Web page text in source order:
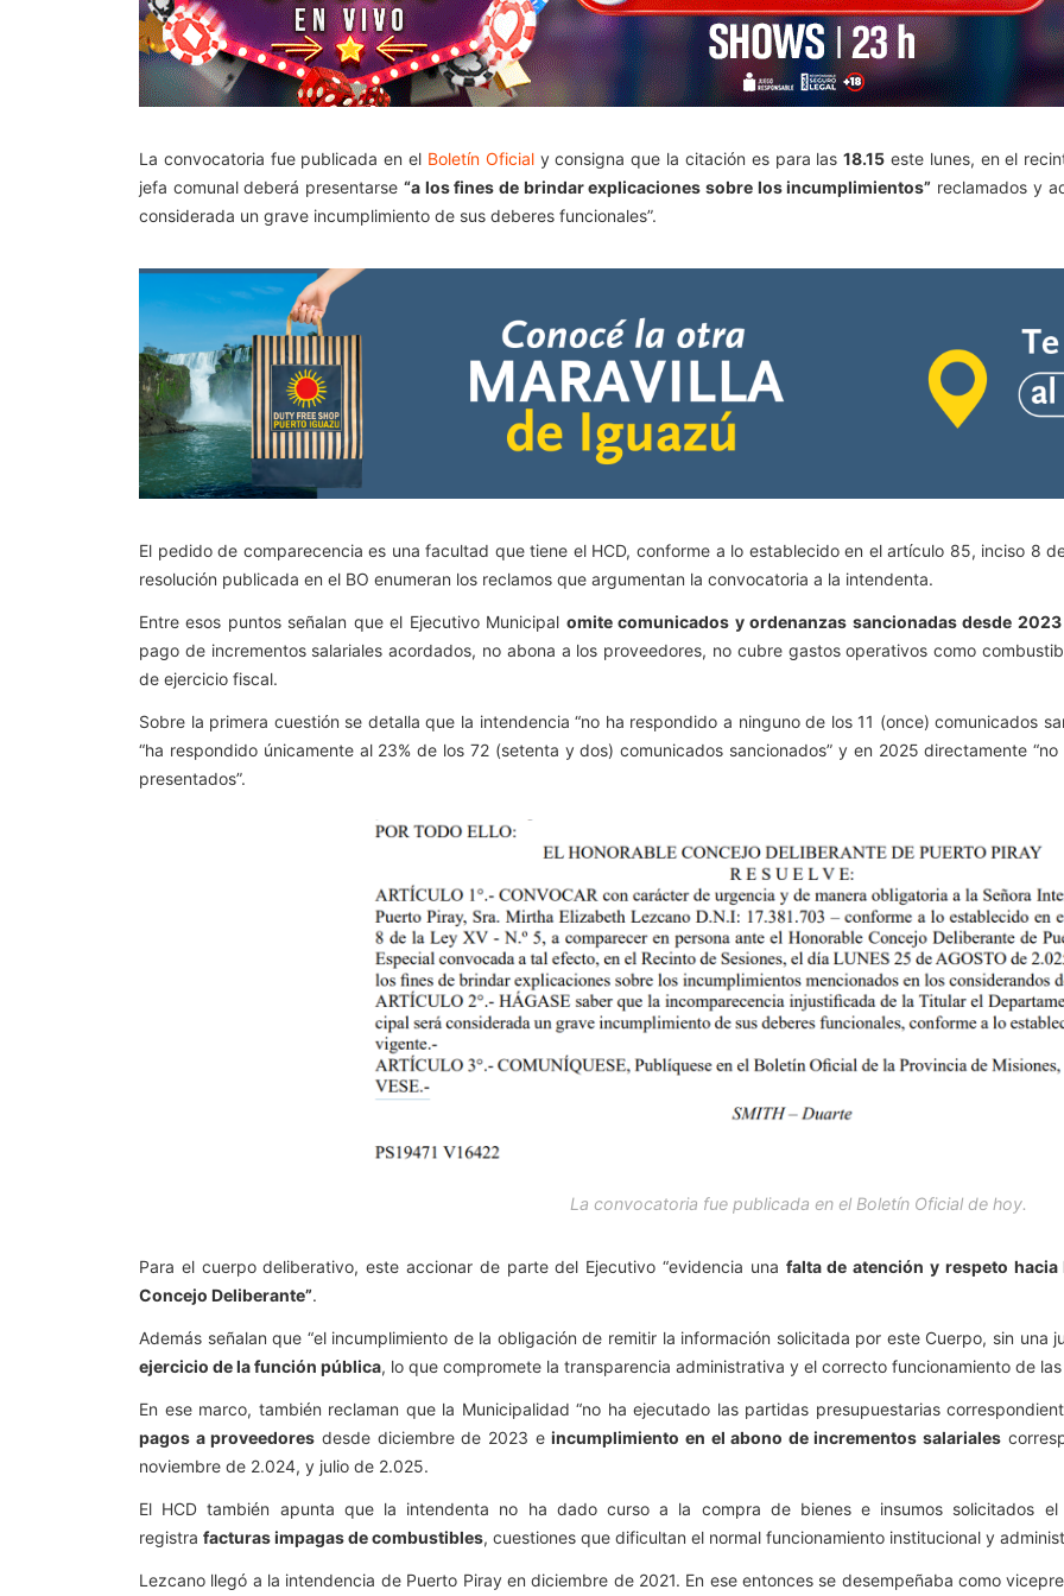
La convocatoria fue publicada en el Boletín Oficialy consigna que la citación es para las18.15 este lunes, en el
jefa comunal deberá presentarse “a los fines de brindar explicaciones sobre los incumplimientos” reclamados y
considerada un grave incumplimiento de sus deberes funcionales”.
El pedido de comparecencia es una facultad que tiene el HCD, conforme a lo establecido en el artículo 85, inciso 8
resolución publicada en el BO enumeran los reclamos que argumentan la convocatoria a la intendenta.
Entre esos puntos señalan que el Ejecutivo Municipal omite comunicados y ordenanzas sancionadas desde
pago de incrementos salariales acordados, no abona a los proveedores, no cubre gastos operativos como
de ejercicio fiscal.
Sobre la primera cuestión se detalla que la intendencia “no ha respondido a ninguno de los 11 (once) comunicados
“ha respondido únicamente al 23% de los 72 (setenta y dos) comunicados sancionados” y en 2025 directamente
presentados”.
La convocatoria fue publicada en el Boletín Oficial de hoy.
Para el cuerpo deliberativo, este accionar de parte del Ejecutivo “evidencia una falta de atención y respeto
Concejo Deliberante”.
Además señalan que “el incumplimiento de la obligación de remitir la información solicitada por este Cuerpo, sin
ejercicio de la función pública, lo que compromete la transparencia administrativa y el correcto funcionamiento de las
En ese marco, también reclaman que la Municipalidad “no ha ejecutado las partidas presupuestarias
pagos a proveedores desde diciembre de 2023 eincumplimiento en el abono de incrementos salariales
noviembre de 2.024, y julio de 2.025.
El HCD también apunta que la intendenta no ha dado curso a la compra de bienes e insumos solicitados
registra facturas impagas de combustibles, cuestiones que dificultan el normal funcionamiento institucional y
Lezcano llegó a la intendencia de Puerto Piray en diciembre de 2021. En ese entonces se desempeñaba como